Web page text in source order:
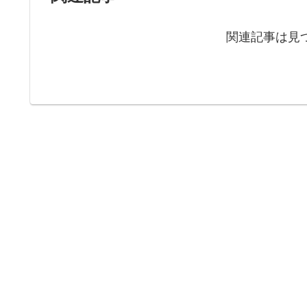
関連記事は見